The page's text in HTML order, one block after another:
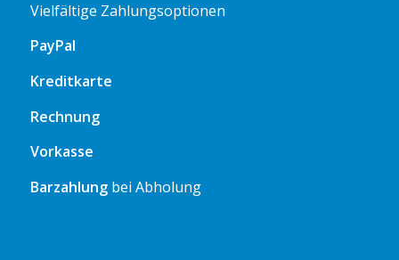
Vielfältige Zahlungsoptionen
PayPal
Kreditkarte
Rechnung
Vorkasse
Barzahlungbei Abholung